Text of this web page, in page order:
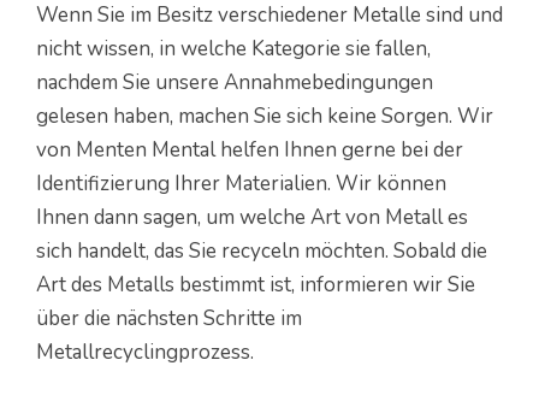
Wenn Sie im Besitz verschiedener Metalle sind und
nicht wissen, in welche Kategorie sie fallen,
nachdem Sie unsere Annahmebedingungen
gelesen haben, machen Sie sich keine Sorgen. Wir
von Menten Mental helfen Ihnen gerne bei der
Identifizierung Ihrer Materialien. Wir können
Ihnen dann sagen, um welche Art von Metall es
sich handelt, das Sie recyceln möchten. Sobald die
Art des Metalls bestimmt ist, informieren wir Sie
über die nächsten Schritte im
Metallrecyclingprozess.